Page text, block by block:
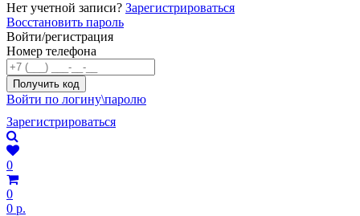
Нет учетной записи? Зарегистрироваться
Восстановить пароль
Войти/регистрация
Номер телефона
Войти по логину\паролю
Зарегистрироваться
0
0
0 р.